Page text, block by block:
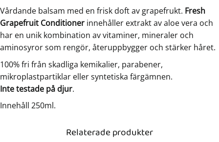
Vårdande balsam med en frisk doft av grapefrukt. Fresh
Grapefruit Conditioner innehåller extrakt av aloe vera och
har en unik kombination av vitaminer, mineraler och
aminosyror som rengör, återuppbygger och stärker håret.
100% fri från skadliga kemikalier, parabener,
mikroplastpartiklar eller syntetiska färgämnen.
Inte testade på djur.
Innehåll 250ml.
Relaterade produkter